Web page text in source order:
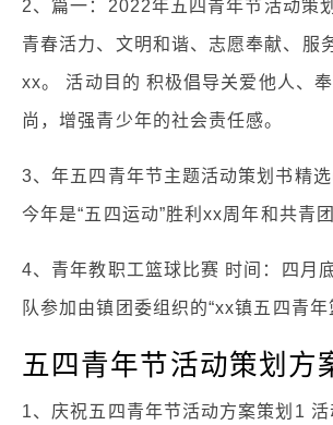
2、篇一：2022年五四青年节活动策
青春活力、文明和谐、志愿奉献、服
xx。 活动目的 积极倡导关爱他人、
尚，增强青少年的社会责任感。
3、年五四青年节主题活动策划书精
今年是“五四运动”胜利xx周年和共青
4、青年教职工篮球比赛 时间：四月
队参加由镇团委组织的“xx镇五四青年
五四青年节活动策划方
1、庆祝五四青年节活动方案策划1 活